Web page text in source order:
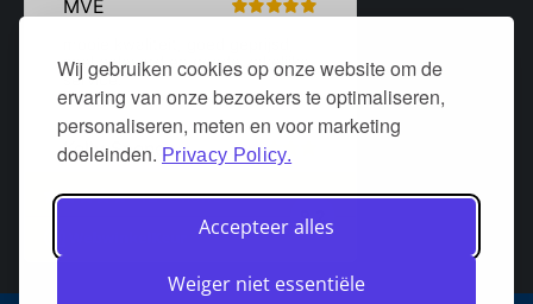
Wij gebruiken cookies op onze website om de
ervaring van onze bezoekers te optimaliseren,
personaliseren, meten en voor marketing
doeleinden. Privacy Policy.
Accepteer alles
Weiger niet essentiële